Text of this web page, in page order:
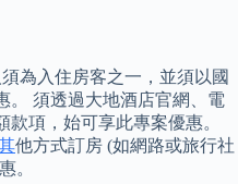
為入住房客之一，並須以國
。 須透過大地酒店官網、電
項，始可享此專案優惠。
他方式訂房 (如網路或旅行社
。